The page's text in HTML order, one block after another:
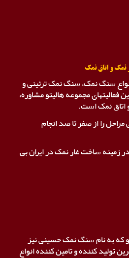
و اتاق نمک
سنگ نمک، سنگ نمک ترئینی و
فعالیتهای مجموعه هالیتو مشاوره،
اتاق نمک است.
مراحل را از صفر تا صد انجام
زمینه ساخت غار نمک در ایران بی
که به نام سنگ نمک حسینی نیز
تولید کننده و تامین کننده انواع